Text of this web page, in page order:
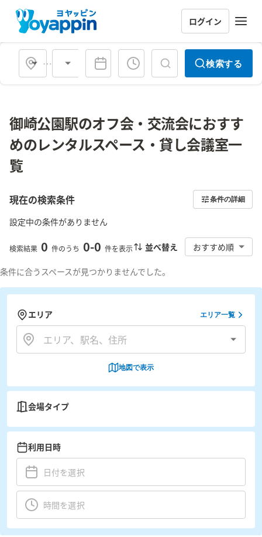
ログイン
会場タイプ 検索する
御崎公園駅のオフ会・交流会におすす
めのレンタルスペース・貸し会議室一
覧
現在の検索条件 条件の詳細
設定中の条件がありません
検索結果 0 件のうち 0-0 件を表示 並べ替え おすすめ順
条件に合うスペースが見つかりませんでした。
エリア エリア一覧
地図で表示
会場タイプ
利用日時